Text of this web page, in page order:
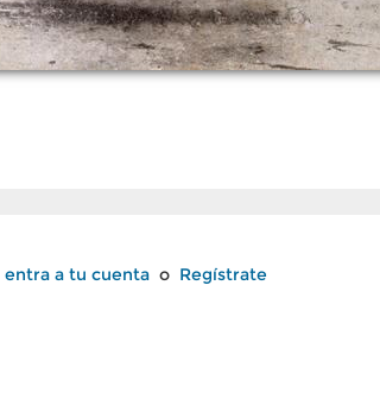
entra a tu cuenta o Regístrate